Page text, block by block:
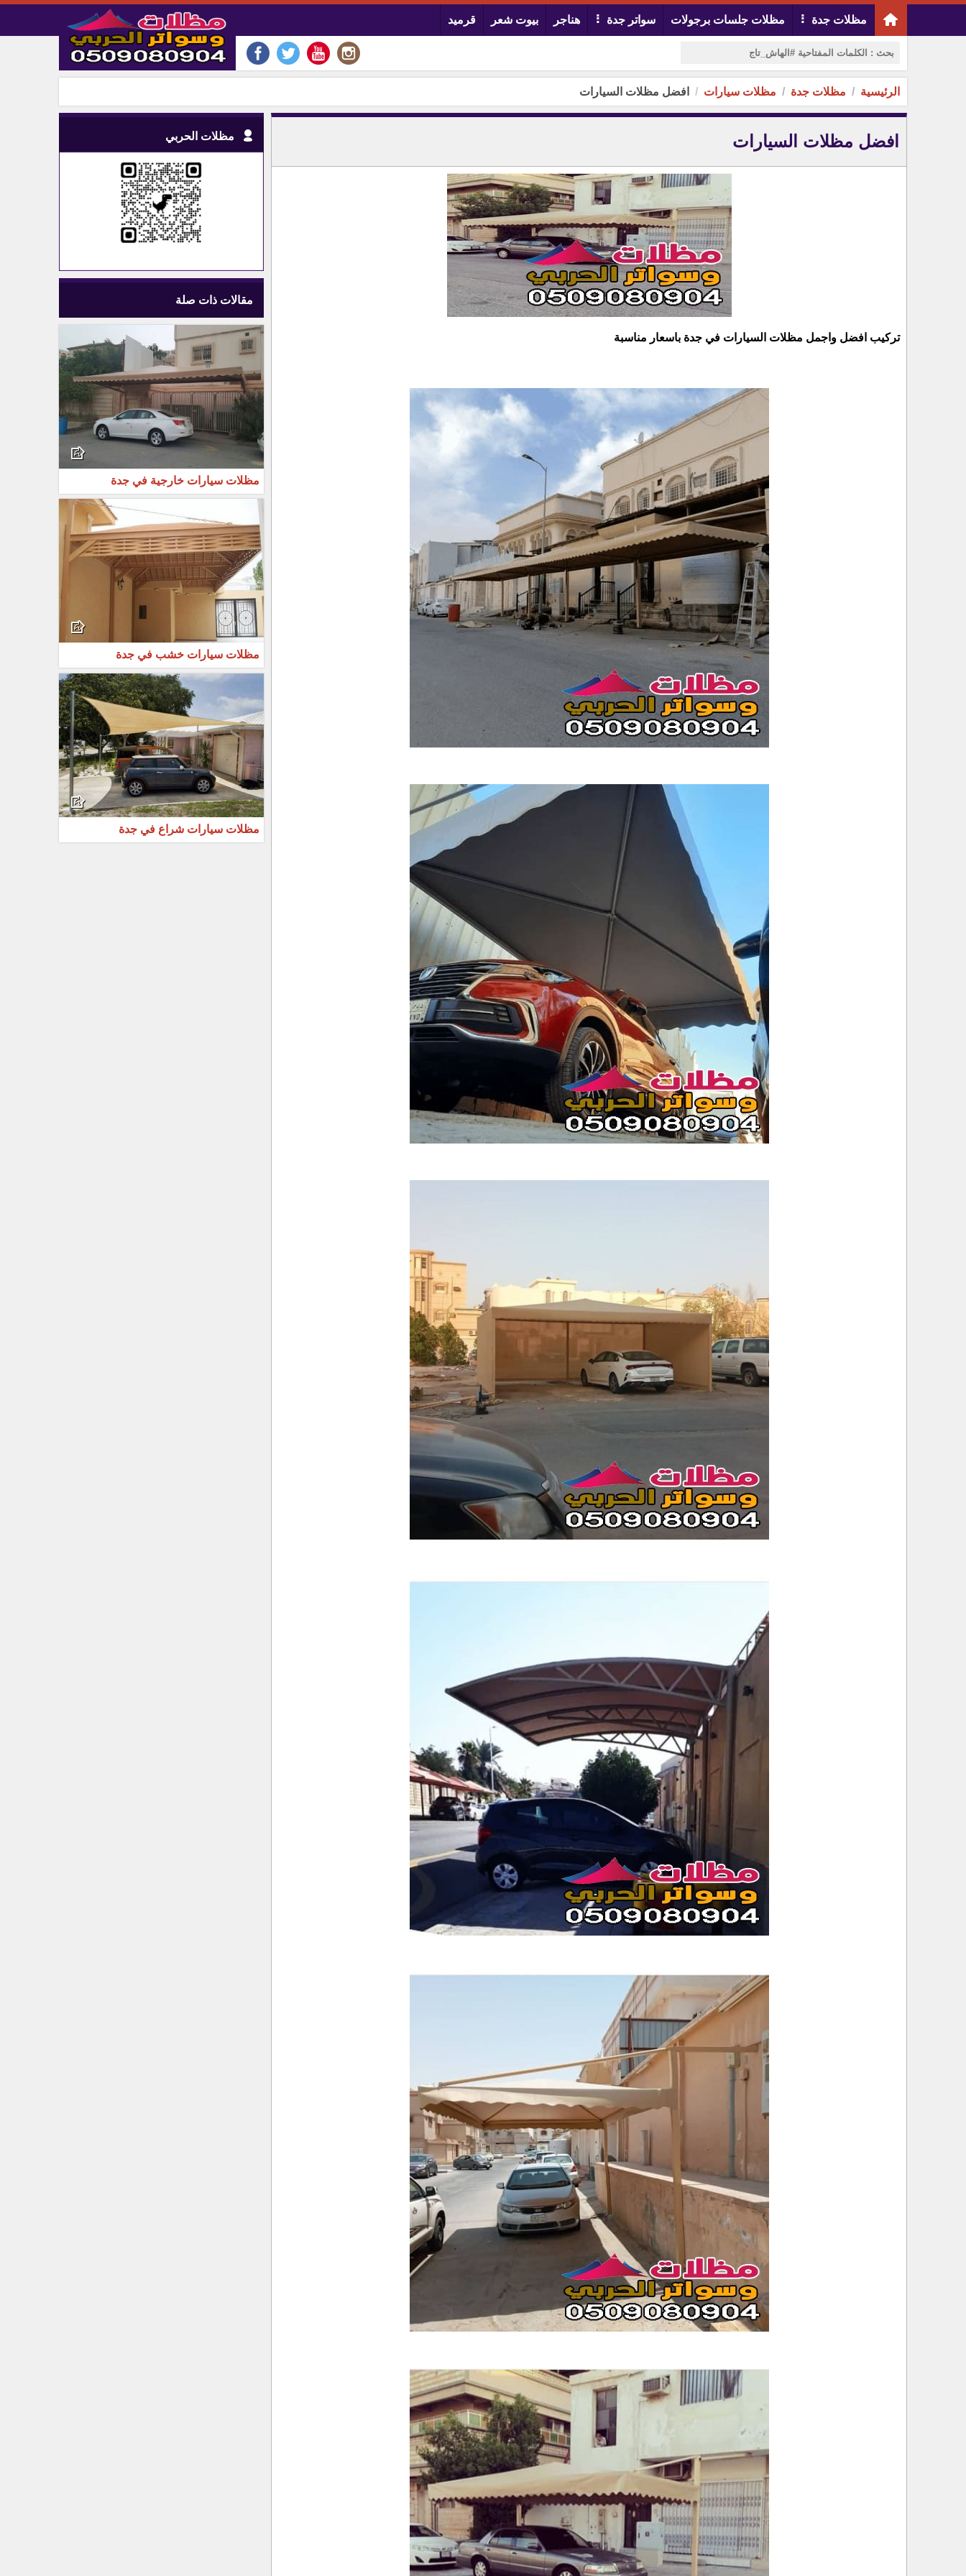
مظلات جدة مظلات جلسات برجولات سواتر جدة هناجر بيوت شعر قرميد
الرئيسية مظلات جدة مظلات سيارات افضل مظلات السيارات
افضل مظلات السيارات
تركيب افضل واجمل مظلات السيارات في جدة باسعار مناسبة
مظلات الحربي
مقالات ذات صلة
مظلات سيارات خارجية في جدة
مظلات سيارات خشب في جدة
مظلات سيارات شراع في جدة